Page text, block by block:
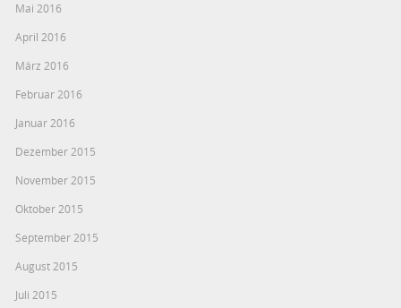
Mai 2016
April 2016
März 2016
Februar 2016
Januar 2016
Dezember 2015
November 2015
Oktober 2015
September 2015
August 2015
Juli 2015